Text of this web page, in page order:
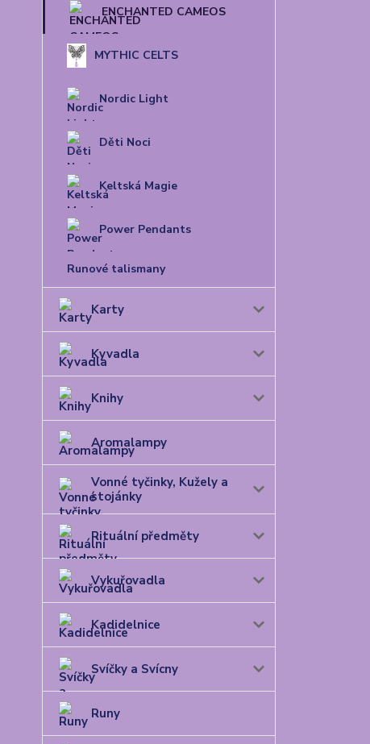
ENCHANTED CAMEOS
MYTHIC CELTS
Nordic Light
Děti Noci
Keltská Magie
Power Pendants
Runové talismany
Karty
Kyvadla
Knihy
Aromalampy
Vonné tyčinky, Kužely a
stojánky
Rituální předměty
Vykuřovadla
Kadidelnice
Svíčky a Svícny
Runy